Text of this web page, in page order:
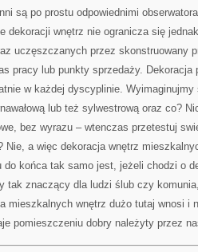
są po prostu odpowiednimi
dekoracji wnętrz nie ogranicza się
uczęszczanych przez skonstruowany
pracy lub punkty sprzedaży. Dekoracja
w każdej dyscyplinie. Wyimaginujmy
lub też sylwestrową oraz co?
bez wyrazu – wtenczas przetestuj
Nie, a więc dekoracja wnętrz
do końca tak samo jest, jeżeli chodzi o
tak znaczący dla ludzi ślub czy
mieszkalnych wnętrz dużo tutaj wnosi i
pomieszczeniu dobry należyty przez